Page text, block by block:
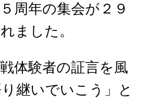
周年の集会が２９
ました。
体験者の証言を風
継いでいこう」と